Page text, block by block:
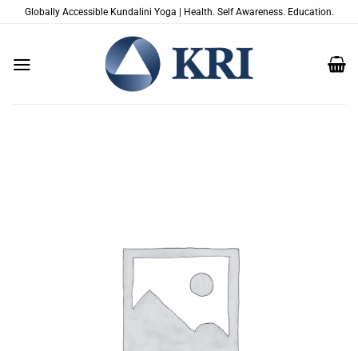
ZumGlobally Accessible Kundalini Yoga | Health. Self Awareness. Education.